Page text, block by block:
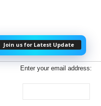
Join us for Latest Update
Enter your email address: